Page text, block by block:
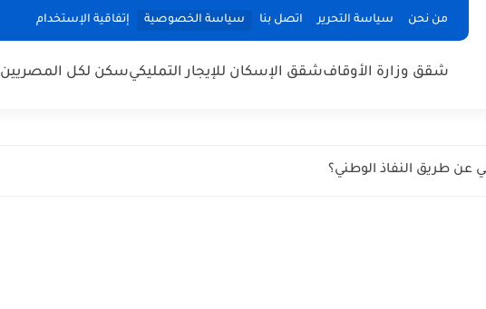
من نحن سياسة التحرير اتصل بنا سياسة الخصوصية إتفاقية الإستخدام
شقق وزارة الأوقافشقق الإسكان للإيجار التمليكيسكن لكل المصريين
طريق النفاذ الوطني؟